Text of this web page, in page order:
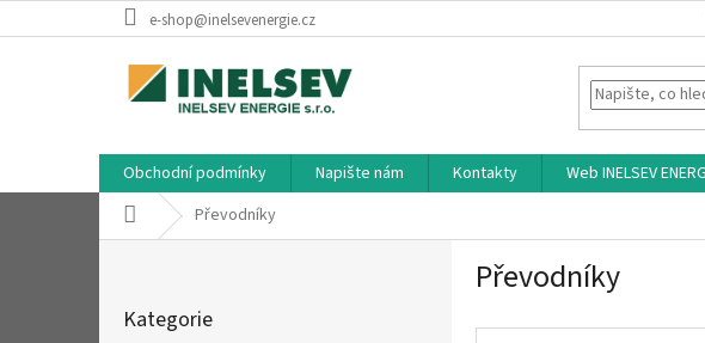
na
e-shop@inelsevenergie.cz
Obchodní podmínky Napište nám Kontakty
Web INELSEV
Domů Převodníky
kategorie
Kategorie
Převodníky